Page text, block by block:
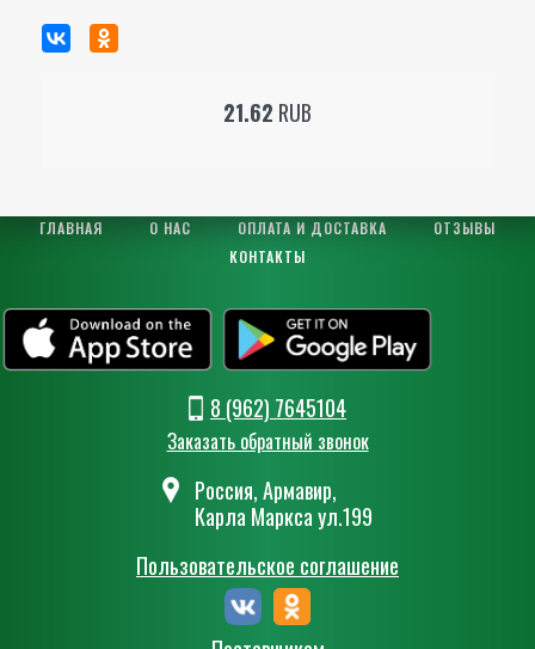
21.62 RUB
ГЛАВНАЯ О НАС ОПЛАТА И ДОСТАВКА
ОТЗЫВЫ
КОНТАКТЫ
8 (962) 7645104
Заказать обратный звонок
Россия, Армавир,
Карла Маркса ул.199
Пользовательское соглашение